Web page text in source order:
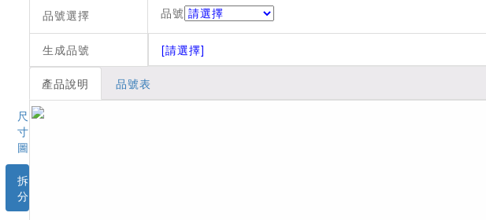
品號選擇 品號
生成品號 [請選擇]
產品說明 品號表
尺
寸
圖
拆
分